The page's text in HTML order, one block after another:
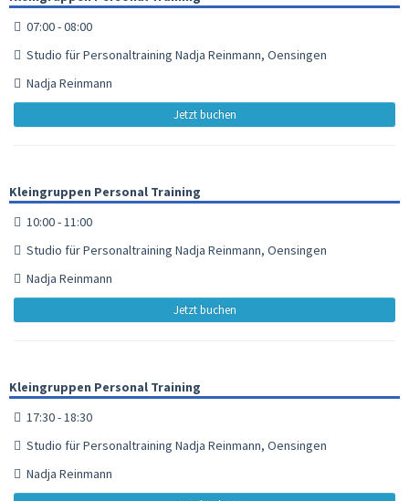
07:00 - 08:00
Studio für Personaltraining Nadja Reinmann, Oensingen
Nadja Reinmann
Jetzt buchen
Kleingruppen Personal Training
10:00 - 11:00
Studio für Personaltraining Nadja Reinmann, Oensingen
Nadja Reinmann
Jetzt buchen
Kleingruppen Personal Training
17:30 - 18:30
Studio für Personaltraining Nadja Reinmann, Oensingen
Nadja Reinmann